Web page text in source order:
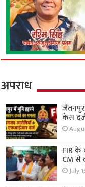
अपराध
केस
FIR के
CM से
July